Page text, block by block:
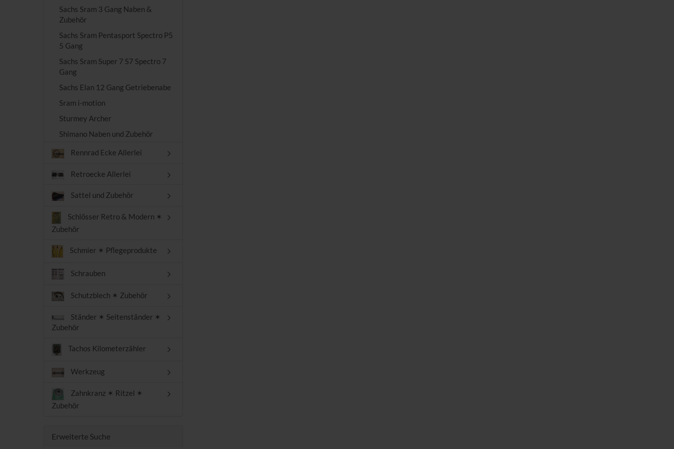
Sachs Sram 3 Gang Naben &
Zubehör
Sachs Sram Pentasport Spectro P5
5 Gang
Sachs Sram Super 7 S7 Spectro 7
Gang
Sachs Elan 12 Gang Getriebenabe
Sram i-motion
Sturmey Archer
Shimano Naben und Zubehör
Rennrad Ecke Allerlei
Retroecke Allerlei
Sattel und Zubehör
Schlösser Retro & Modern ✶
Zubehör
Schmier ✶ Pflegeprodukte
Schrauben
Schutzblech ✶ Zubehör
Ständer ✶ Seitenständer ✶
Zubehör
Tachos Kilometerzähler
Werkzeug
Zahnkranz ✶ Ritzel ✶
Zubehör
Erweiterte Suche